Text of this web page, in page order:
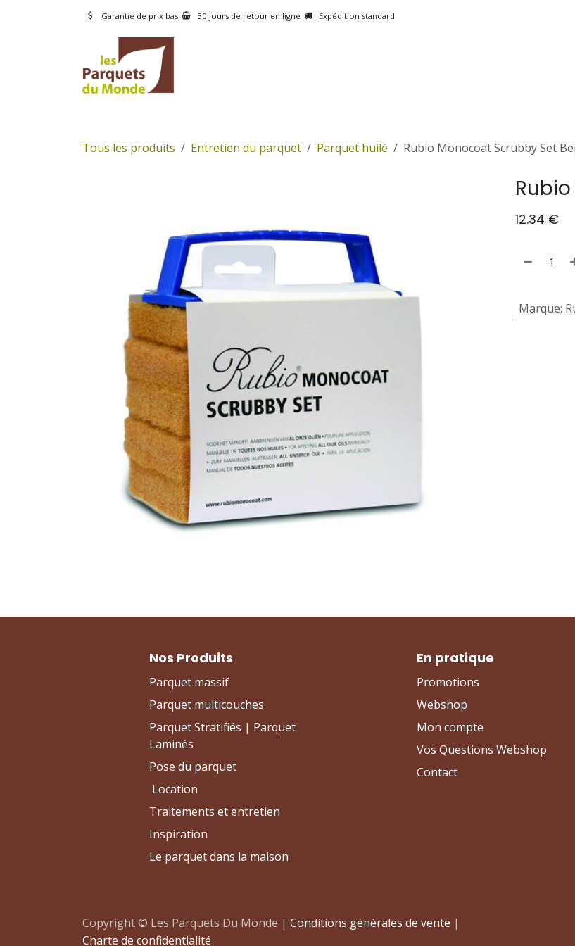
Se rendre au contenu
Garantie de prix bas 30 jours de retour en ligne Expédition standard
Tous les produits Entretien du parquet Parquet huilé Rubio Monocoat Scrubby Set
12.34 €
Marque:
Nos Produits
Parquet massif
Parquet multicouches
Parquet Stratifiés | Parquet
Laminés
Pose du parquet
Location
Traitements et entretien
Inspiration
Le parquet dans la maison
En pratique
Promotions
Webshop
Mon compte
Vos Questions Webshop
Contact
Copyright © Les Parquets Du Monde | Conditions générales de vente |
Charte de confidentialité